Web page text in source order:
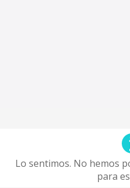
Lo sentimos. No hemos
para